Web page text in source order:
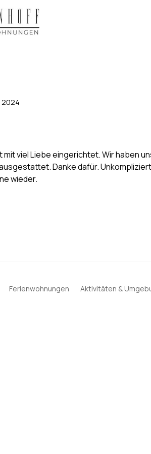
2024
viel Liebe eingerichtet. Wir haben
Danke dafür.
wieder.
Ferienwohnungen Aktivitäten &